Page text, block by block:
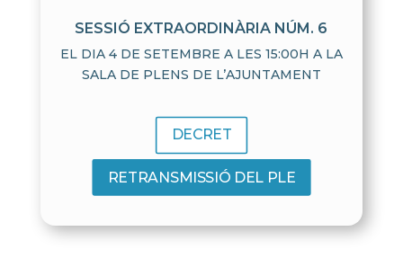
SESSIÓ EXTRAORDINÀRIA NÚM. 6
EL DIA 4 DE SETEMBRE A LES 15:00H A LA
SALA DE PLENS DE L’AJUNTAMENT
DECRET
RETRANSMISSIÓ DEL PLE